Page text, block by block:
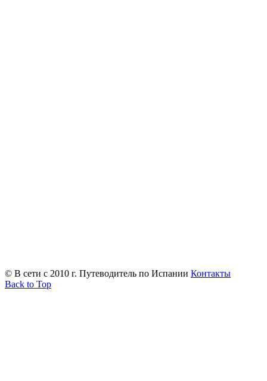
© В сети с 2010 г. Путеводитель по Испании Контакты
Back to Top